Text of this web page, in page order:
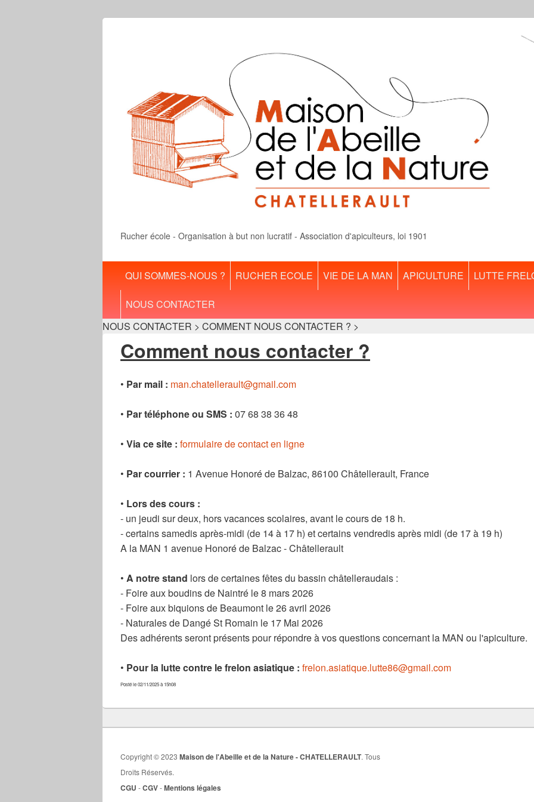
Rucher école - Organisation à but non lucratif - Association d'apiculteurs, loi 1901
principalQUI SOMMES-NOUS ? RUCHER ECOLE VIE DE LA MAN APICULTURE LUTTE
NOUS CONTACTER
NOUS CONTACTER > COMMENT NOUS CONTACTER ? >
Comment nous contacter ?
• Par mail : man.chatellerault@gmail.com
• Par téléphone ou SMS : 07 68 38 36 48
• Via ce site : formulaire de contact en ligne
• Par courrier : 1 Avenue Honoré de Balzac, 86100 Châtellerault, France
• Lors des cours :
- un jeudi sur deux, hors vacances scolaires, avant le cours de 18 h.
- certains samedis après-midi (de 14 à 17 h) et certains vendredis après midi (de 17 à 19 h)
A la MAN 1 avenue Honoré de Balzac - Châtellerault
• A notre stand lors de certaines fêtes du bassin châtelleraudais :
- Foire aux boudins de Naintré le 8 mars 2026
- Foire aux biquions de Beaumont le 26 avril 2026
- Naturales de Dangé St Romain le 17 Mai 2026
Des adhérents seront présents pour répondre à vos questions concernant la MAN ou l'apiculture.
• Pour la lutte contre le frelon asiatique : frelon.asiatique.lutte86@gmail.com
Posté le 02/11/2025 à 15h08
Copyright © 2023 Maison de l'Abeille et de la Nature - CHATELLERAULT. Tous
Droits Réservés.
CGU -CGV-Mentions légales